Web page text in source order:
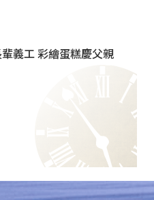
義工 彩繪蛋糕慶父親